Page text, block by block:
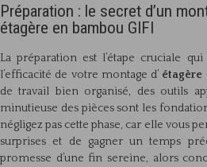
Préparation : le secret d’un
étagère en bambou GIFI
La préparation est l’étape cruciale
l’efficacité de votre montage d’ étagère
de travail bien organisé, des outils
minutieuse des pièces sont les
négligez pas cette phase, car elle vous
surprises et de gagner un temps
promesse d’une fin sereine, alors